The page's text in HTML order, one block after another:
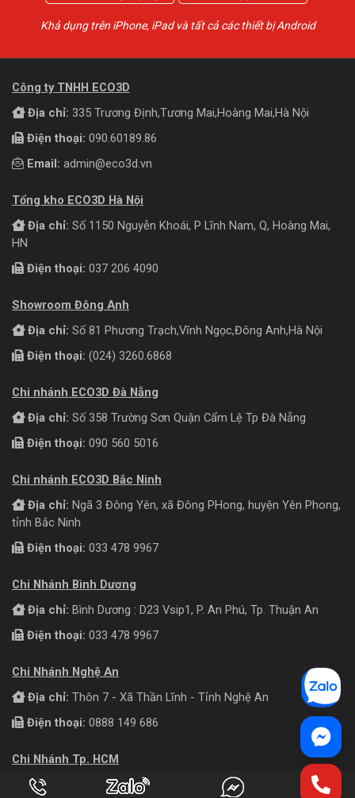
Khả dụng trên iPhone, iPad và tất cả các thiết bị Android
Công ty TNHH ECO3D
Địa chỉ: 335 Trương Định,Tương Mai,Hoàng Mai,Hà Nội
Điện thoại: 090.60189.86
Email: admin@eco3d.vn
Tổng kho ECO3D Hà Nội
Địa chỉ: Số 1150 Nguyễn Khoái, P Lĩnh Nam, Q, Hoàng Mai,
HN
Điện thoại: 037 206 4090
Showroom Đông Anh
Địa chỉ: Số 81 Phương Trạch,Vĩnh Ngọc,Đông Anh,Hà Nội
Điện thoại: (024) 3260.6868
Chi nhánh ECO3D Đà Nẵng
Địa chỉ: Số 358 Trường Sơn Quận Cẩm Lệ Tp Đà Nẵng
Điện thoại: 090 560 5016
Chi nhánh ECO3D Bắc Ninh
Địa chỉ: Ngã 3 Đông Yên, xã Đông PHong, huyện Yên Phong,
tỉnh Bắc Ninh
Điện thoại: 033 478 9967
Chi Nhánh Bình Dương
Địa chỉ: Bình Dương : D23 Vsip1, P. An Phú, Tp. Thuận An
Điện thoại: 033 478 9967
Chi Nhánh Nghệ An
Địa chỉ: Thôn 7 - Xã Thần Lĩnh - Tỉnh Nghệ An
Điện thoại: 0888 149 686
Chi Nhánh Tp. HCM
Địa chỉ:
Số 656/55 Quang Trung, Phường Thông Tây Hội, TP